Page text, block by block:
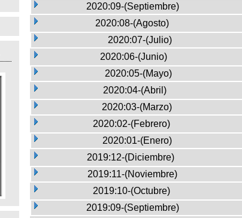
2020:09-(Septiembre)
2020:08-(Agosto)
2020:07-(Julio)
2020:06-(Junio)
2020:05-(Mayo)
2020:04-(Abril)
2020:03-(Marzo)
2020:02-(Febrero)
2020:01-(Enero)
2019:12-(Diciembre)
2019:11-(Noviembre)
2019:10-(Octubre)
2019:09-(Septiembre)